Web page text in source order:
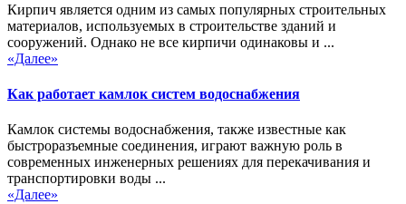
Кирпич является одним из самых популярных строительных
материалов, используемых в строительстве зданий и
сооружений. Однако не все кирпичи одинаковы и ...
«Далее»
Как работает камлок систем водоснабжения
Камлок системы водоснабжения, также известные как
быстроразъемные соединения, играют важную роль в
современных инженерных решениях для перекачивания и
транспортировки воды ...
«Далее»